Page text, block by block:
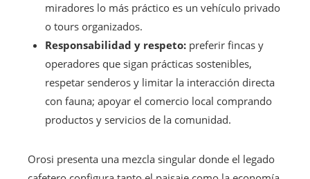
miradores lo más práctico es un vehículo privado
o tours organizados.
Responsabilidad y respeto: preferir fincas y
operadores que sigan prácticas sostenibles,
respetar senderos y limitar la interacción directa
con fauna; apoyar el comercio local comprando
productos y servicios de la comunidad.
Orosi presenta una mezcla singular donde el legado